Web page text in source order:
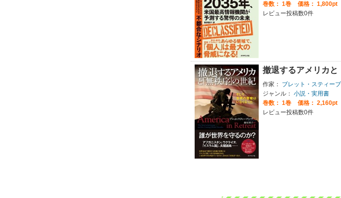
巻数： 1巻
価格： 1,800pt
レビュー投稿数0件
撤退するアメリカと
作家： ブレット・スティー
ジャンル： 小説・実用書
巻数： 1巻
価格： 2,160pt
レビュー投稿数0件